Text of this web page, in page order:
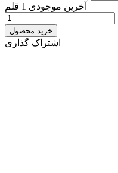
آخرین موجودی 1 قلم
خرید محصول
اشتراک گذاری